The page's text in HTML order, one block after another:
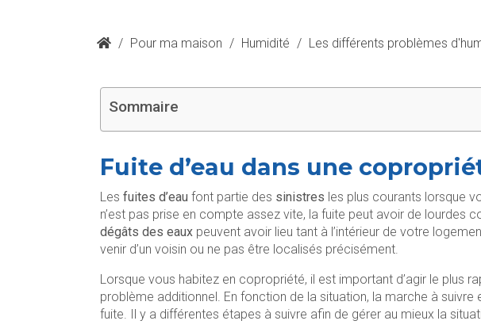
/ Pour ma maison / Humidité / Les différents problèmes
Sommaire
Fuite d’eau dans une
Les fuites d’eau font partie des sinistres les plus courants lorsque
n’est pas prise en compte assez vite, la fuite peut avoir de lourdes
dégâts des eaux peuvent avoir lieu tant à l’intérieur de votre
venir d’un voisin ou ne pas être localisés précisément.
Lorsque vous habitez en copropriété, il est important d’agir le plus
problème additionnel. En fonction de la situation, la marche à
fuite. Il y a différentes étapes à suivre afin de gérer au mieux la